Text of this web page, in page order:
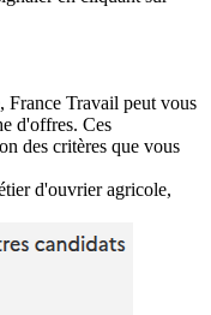
France Travail peut vous
d'offres. Ces
des critères que vous
d'ouvrier agricole,